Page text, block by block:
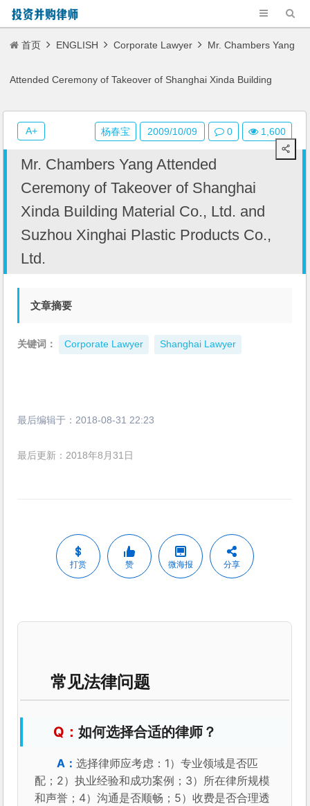
首页 ENGLISH Corporate Lawyer Mr. Chambers Yang
Attended Ceremony of Takeover of Shanghai Xinda Building
Material Co., Ltd. and Suzhou Xinghai Plastic Products Co., Ltd.
Mr. Chambers Yang Attended
Ceremony of Takeover of Shanghai
Xinda Building Material Co., Ltd. and
Suzhou Xinghai Plastic Products Co.,
Ltd.
文章摘要
关键词： Corporate Lawyer Shanghai Lawyer
最后编辑于： 2018-08-31 22:23
最后更新：2018年8月31日
打赏 赞 微海报 分享
常见法律问题
如何选择合适的律师？
选择律师应考虑：1）专业领域是否匹
配；2）执业经验和成功案例；3）所在律所规模
和声誉；4）沟通是否顺畅；5）收费是否合理透
杨春宝 2009/10/09 0 1,600
A+